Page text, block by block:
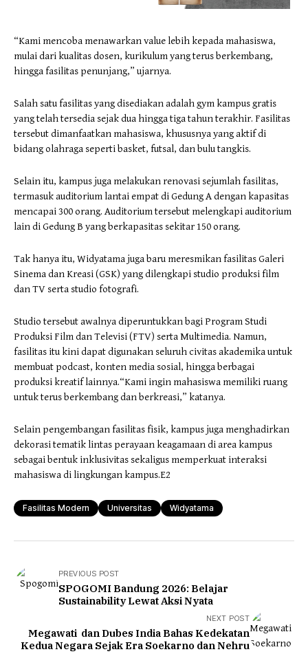
“Kami mencoba menawarkan value lebih kepada mahasiswa,
mulai dari kualitas dosen, kurikulum yang terus berkembang,
hingga fasilitas penunjang,” ujarnya.
Salah satu fasilitas yang disediakan adalah gym kampus gratis
yang telah tersedia sejak dua hingga tiga tahun terakhir. Fasilitas
tersebut dimanfaatkan mahasiswa, khususnya yang aktif di
bidang olahraga seperti basket, futsal, dan bulu tangkis.
Selain itu, kampus juga melakukan renovasi sejumlah fasilitas,
termasuk auditorium lantai empat di Gedung A dengan kapasitas
mencapai 300 orang. Auditorium tersebut melengkapi auditorium
lain di Gedung B yang berkapasitas sekitar 150 orang.
Tak hanya itu, Widyatama juga baru meresmikan fasilitas Galeri
Sinema dan Kreasi (GSK) yang dilengkapi studio produksi film
dan TV serta studio fotografi.
Studio tersebut awalnya diperuntukkan bagi Program Studi
Produksi Film dan Televisi (FTV) serta Multimedia. Namun,
fasilitas itu kini dapat digunakan seluruh civitas akademika untuk
membuat podcast, konten media sosial, hingga berbagai
produksi kreatif lainnya.“Kami ingin mahasiswa memiliki ruang
untuk terus berkembang dan berkreasi,” katanya.
Selain pengembangan fasilitas fisik, kampus juga menghadirkan
dekorasi tematik lintas perayaan keagamaan di area kampus
sebagai bentuk inklusivitas sekaligus memperkuat interaksi
mahasiswa di lingkungan kampus.E2
Fasilitas Modern Universitas Widyatama
PREVIOUS POST
SPOGOMI Bandung 2026: Belajar
Sustainability Lewat Aksi Nyata
NEXT POST
Megawati dan Dubes India Bahas Kedekatan
Kedua Negara Sejak Era Soekarno dan Nehru